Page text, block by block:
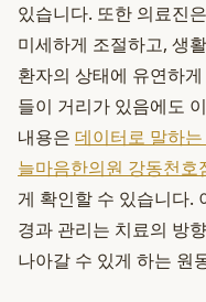
있습니다. 또한 의료진
미세하게 조절하고, 생
환자의 상태에 유연하
들이 거리가 있음에도
내용은 데이터로 말하
늘마음한의원 강동천호
게 확인할 수 있습니다.
경과 관리는 치료의 방
나아갈 수 있게 하는 원